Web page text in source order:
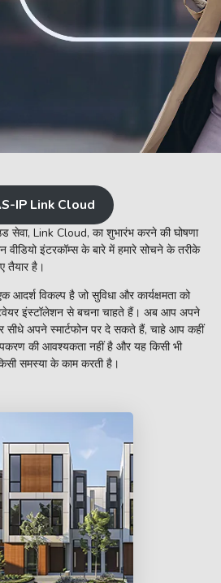
IP Link Cloud
सेवा, Link Cloud, का शुभारंभ करने की घोषणा
वीडियो इंटरकॉम्स के बारे में हमारे सोचने के तरीके
तैयार है।
विकल्प है जो सुविधा और कार्यक्षमता को
इंस्टॉलेशन से बचना चाहते हैं। अब आप अपने
सीधे अपने स्मार्टफोन पर दे सकते हैं, चाहे आप कहीं
की आवश्यकता नहीं है और यह किसी भी
समस्या के काम करती है।